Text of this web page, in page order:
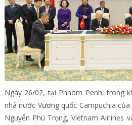
Ngày 26/02, tại Phnom Penh, trong
nhà nước Vương quốc Campuchia
Nguyễn Phú Trọng, Vietnam Airlines